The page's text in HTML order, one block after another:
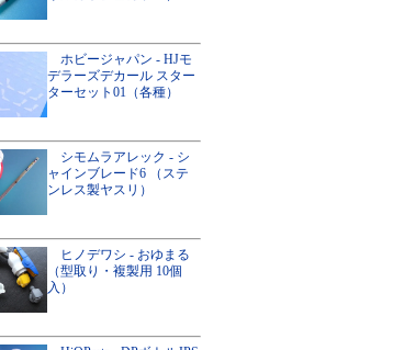
ホビージャパン - HJモ
デラーズデカール スター
ターセット01（各種）
シモムラアレック - シ
ャインブレード6 （ステ
ンレス製ヤスリ）
ヒノデワシ - おゆまる
（型取り・複製用 10個
入）